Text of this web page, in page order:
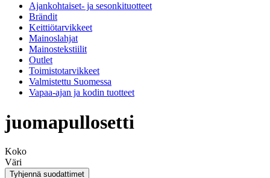
Ajankohtaiset- ja sesonkituotteet
Brändit
Keittiötarvikkeet
Mainoslahjat
Mainostekstiilit
Outlet
Toimistotarvikkeet
Valmistettu Suomessa
Vapaa-ajan ja kodin tuotteet
juomapullosetti
Koko
Väri
Tyhjennä suodattimet